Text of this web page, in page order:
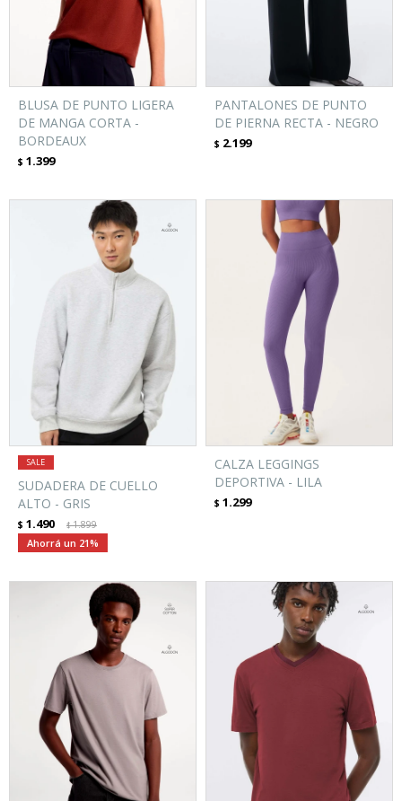
BLUSA DE PUNTO LIGERA
DE MANGA CORTA -
BORDEAUX
$ 1.399
PANTALONES DE PUNTO
DE PIERNA RECTA - NEGRO
$ 2.199
SUDADERA DE CUELLO
ALTO - GRIS
$ 1.490 $1.899
21
CALZA LEGGINGS
DEPORTIVA - LILA
$ 1.299